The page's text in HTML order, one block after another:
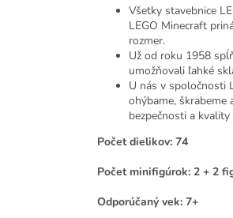
Všetky stavebnice
LEGO Minecraft
rozmer.
Už od roku 1958
umožňovali ľahké
U nás v spoločnosti
ohýbame, škrabeme
bezpečnosti a
Počet dielikov: 74
Počet minifigúrok: 2 + 2
Odporúčaný vek: 7+